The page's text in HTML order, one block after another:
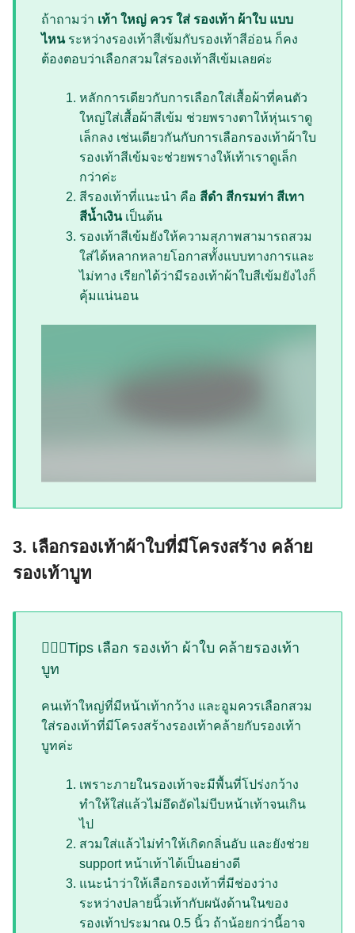
ถ้าถามว่า เท้า ใหญ่ ควร ใส่ รองเท้า ผ้าใบ แบบ
ไหนระหว่างรองเท้าสีเข้มกับรองเท้าสีอ่อน ก็คง
ต้องตอบว่าเลือกสวมใส่รองเท้าสีเข้มเลยค่ะ
หลักการเดียวกับการเลือกใส่เสื้อผ้าที่คนตัว
ใหญ่ใส่เสื้อผ้าสีเข้ม ช่วยพรางตาให้หุ่นเราดู
เล็กลง เช่นเดียวกันกับการเลือกรองเท้าผ้าใบ
รองเท้าสีเข้มจะช่วยพรางให้เท้าเราดูเล็ก
กว่าค่ะ
สีรองเท้าที่แนะนำ คือ สีดำ สีกรมท่า สีเทา
สีน้ำเงินเป็นต้น
รองเท้าสีเข้มยังให้ความสุภาพสามารถสวม
ใส่ได้หลากหลายโอกาสทั้งแบบทางการและ
ไม่ทาง เรียกได้ว่ามีรองเท้าผ้าใบสีเข้มยังไงก็
คุ้มแน่นอน
3. เลือกรองเท้าผ้าใบที่มีโครงสร้าง คล้าย
รองเท้าบูท
💁🏻‍♀️Tips เลือก รองเท้า ผ้าใบ คล้ายรองเท้า
บูท
คนเท้าใหญ่ที่มีหน้าเท้ากว้าง และอูมควรเลือกสวม
ใส่รองเท้าที่มีโครงสร้างรองเท้าคล้ายกับรองเท้า
บูทค่ะ
เพราะภายในรองเท้าจะมีพื้นที่โปร่งกว้าง
ทำให้ใส่แล้วไม่อึดอัดไม่บีบหน้าเท้าจนเกิน
ไป
สวมใส่แล้วไม่ทำให้เกิดกลิ่นอับ และยังช่วย
support หน้าเท้าได้เป็นอย่างดี
แนะนำว่าให้เลือกรองเท้าที่มีช่องว่าง
ระหว่างปลายนิ้วเท้ากับผนังด้านในของ
รองเท้าประมาณ 0.5 นิ้ว ถ้าน้อยกว่านี้อาจ